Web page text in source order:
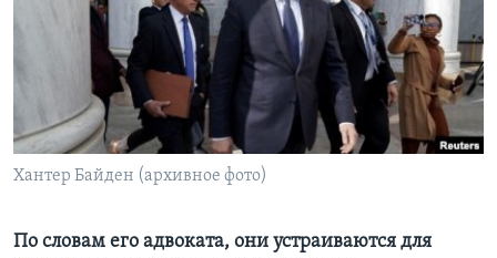
Learning English
СОЦИАЛЬНЫЕ СЕТИ
Хантер Байден (архивное фото)
По словам его адвоката, они устраиваются для